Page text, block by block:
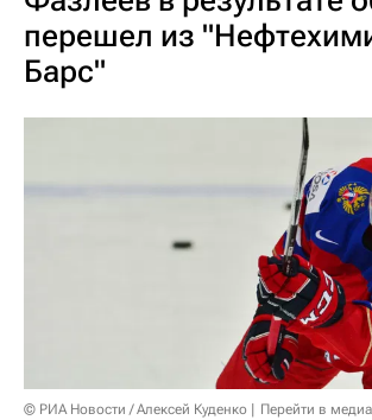
перешел из
Барс"
© РИА Новости / Алексей Куденко
Перейти в